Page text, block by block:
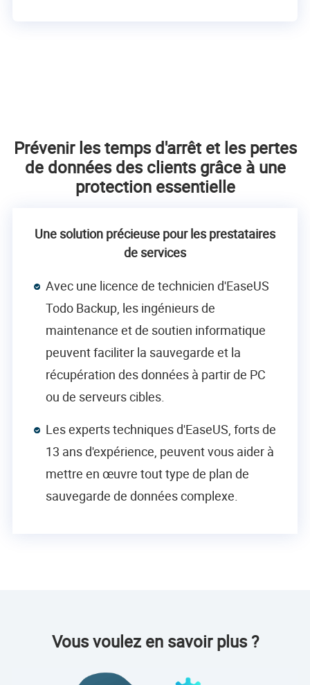
Prévenir les temps d'arrêt et les pertes
de données des clients grâce à une
protection essentielle
Une solution précieuse pour les prestataires
de services
Avec une licence de technicien d'EaseUS
Todo Backup, les ingénieurs de
maintenance et de soutien informatique
peuvent faciliter la sauvegarde et la
récupération des données à partir de PC
ou de serveurs cibles.
Les experts techniques d'EaseUS, forts de
13 ans d'expérience, peuvent vous aider à
mettre en œuvre tout type de plan de
sauvegarde de données complexe.
Vous voulez en savoir plus ?